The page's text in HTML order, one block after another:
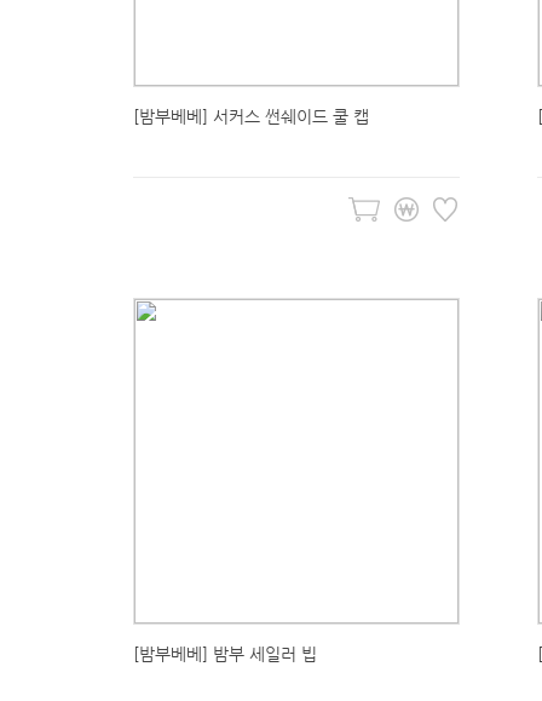
[밤부베베] 서커스 썬쉐이드 쿨 캡
[밤부베베] 밤부 세일러 빕